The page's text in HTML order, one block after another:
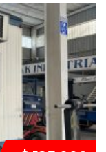
DISPONIBLE